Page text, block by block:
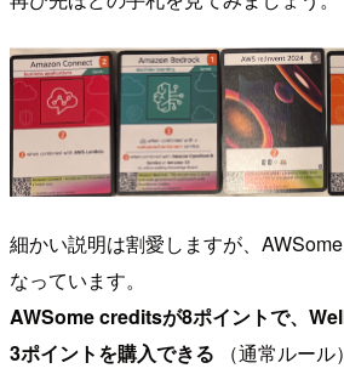
細かい説明は割愛しますが、
なっています。
AWSome creditsが8ポイントで、
3ポイントを購入できる （通常ルー